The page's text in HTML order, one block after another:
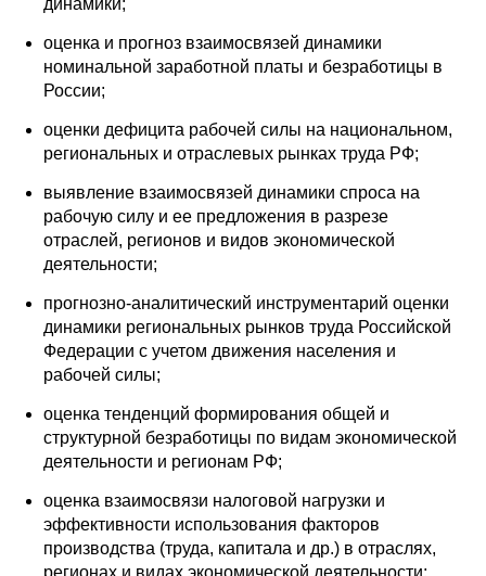
динамики;
оценка и прогноз взаимосвязей динамики
номинальной заработной платы и безработицы в
России;
оценки дефицита рабочей силы на национальном,
региональных и отраслевых рынках труда РФ;
выявление взаимосвязей динамики спроса на
рабочую силу и ее предложения в разрезе
отраслей, регионов и видов экономической
деятельности;
прогнозно-аналитический инструментарий оценки
динамики региональных рынков труда Российской
Федерации с учетом движения населения и
рабочей силы;
оценка тенденций формирования общей и
структурной безработицы по видам экономической
деятельности и регионам РФ;
оценка взаимосвязи налоговой нагрузки и
эффективности использования факторов
производства (труда, капитала и др.) в отраслях,